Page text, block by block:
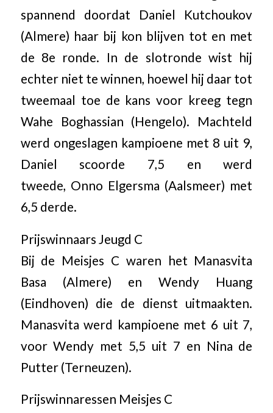
spannend doordat Daniel Kutchoukov
(Almere) haar bij kon blijven tot en met
de 8e ronde. In de slotronde wist hij
echter niet te winnen, hoewel hij daar tot
tweemaal toe de kans voor kreeg tegn
Wahe Boghassian (Hengelo). Machteld
werd ongeslagen kampioene met 8 uit 9,
Daniel scoorde 7,5 en werd
tweede, Onno Elgersma (Aalsmeer) met
6,5 derde.
Prijswinnaars Jeugd C
Bij de Meisjes C waren het Manasvita
Basa (Almere) en Wendy Huang
(Eindhoven) die de dienst uitmaakten.
Manasvita werd kampioene met 6 uit 7,
voor Wendy met 5,5 uit 7 en Nina de
Putter (Terneuzen).
Prijswinnaressen Meisjes C